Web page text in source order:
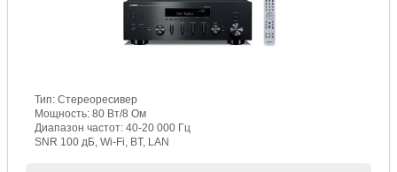
Тип: Стереоресивер
Мощность: 80 Вт/8 Ом
Диапазон частот: 40-20 000 Гц
SNR 100 дБ, Wi-Fi, BT, LAN